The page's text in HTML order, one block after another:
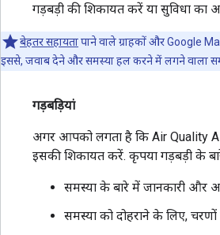
गड़बड़ी की शिकायत करें या सुविधा का
बेहतर सहायतापाने वाले ग्राहकों और Google
इससे, जवाब देने और समस्या हल करने में लगने वाला
गड़बड़ियां
अगर आपको लगता है कि Air Quality
इसकी शिकायत करें. कृपया गड़बड़ी के
समस्या के बारे में जानकारी और
समस्या को दोहराने के लिए,